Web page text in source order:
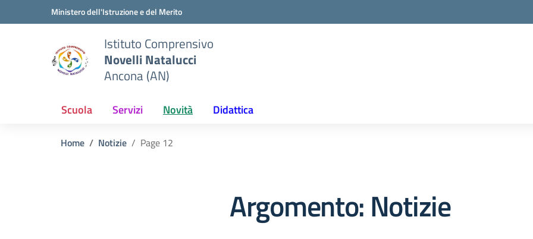
Vai ai contenuti
Vai al menu di navigazioneMinistero dell'Istruzione e del Merito
Istituto Comprensivo
Novelli Natalucci
Ancona (AN)
Scuola Servizi Novità Didattica
Home Notizie Page 12
Argomento: Notizie